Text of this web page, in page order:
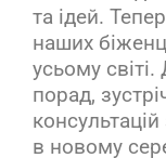
та ідей.
наших
усьому
порад,
в новому